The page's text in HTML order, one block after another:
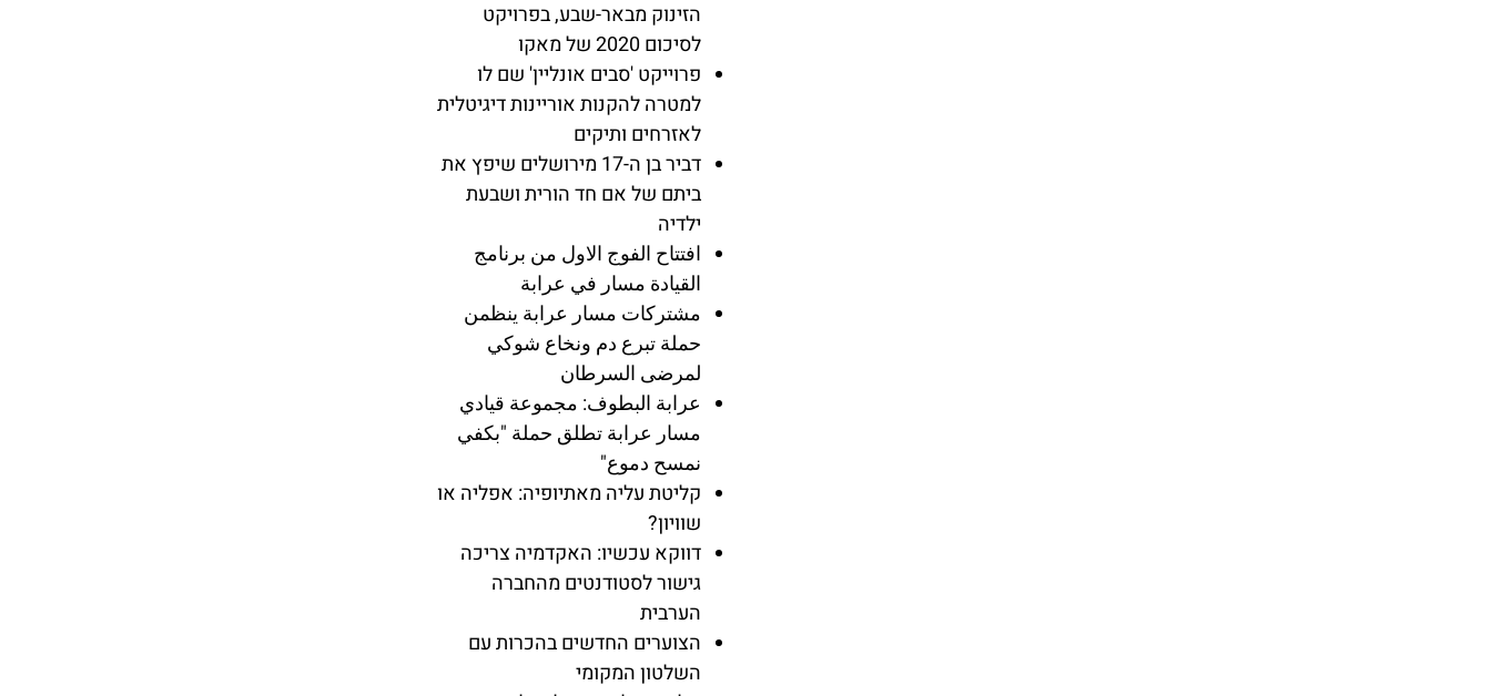
הזינוק מבאר-שבע, בפרויקט
לסיכום 2020 של מאקו
פרוייקט 'סבים אונליין' שם לו
למטרה להקנות אוריינות דיגיטלית
לאזרחים ותיקים
דביר בן ה-17 מירושלים שיפץ את
ביתם של אם חד הורית ושבעת
ילדיה
افتتاح الفوج الاول من برنامج
القيادة مسار في عرابة
مشتركات مسار عرابة ينظمن
حملة تبرع دم ونخاع شوكي
لمرضى السرطان
عرابة البطوف: مجموعة قيادي
مسار عرابة تطلق حملة "بكفي
نمسح دموع"
קליטת עליה מאתיופיה: אפליה או
שוויון?
דווקא עכשיו: האקדמיה צריכה
גישור לסטודנטים מהחברה
הערבית
הצוערים החדשים בהכרות עם
השלטון המקומי